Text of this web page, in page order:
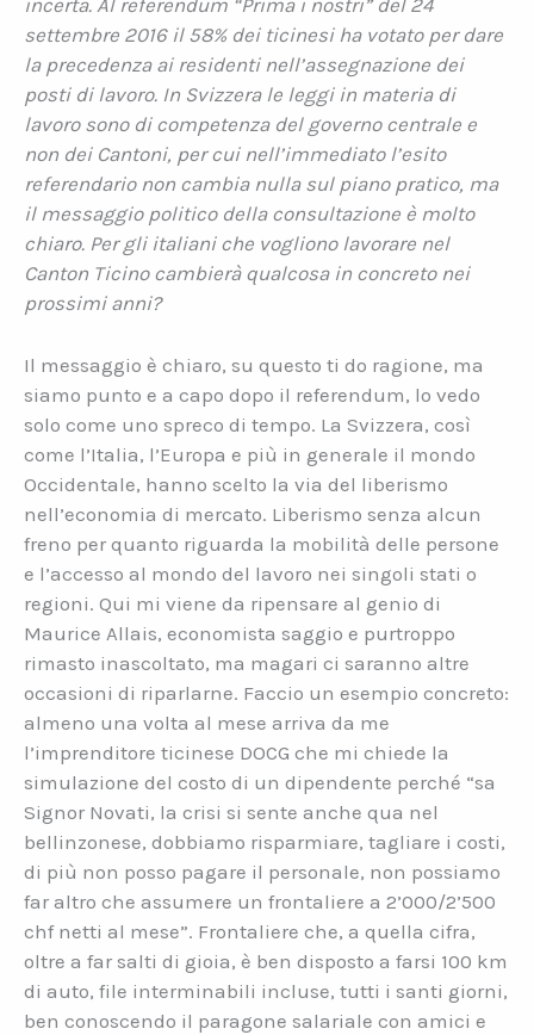
incerta. Al referendum “Prima i nostri” del 24
settembre 2016 il 58% dei ticinesi ha votato per dare
la precedenza ai residenti nell’assegnazione dei
posti di lavoro. In Svizzera le leggi in materia di
lavoro sono di competenza del governo centrale e
non dei Cantoni, per cui nell’immediato l’esito
referendario non cambia nulla sul piano pratico, ma
il messaggio politico della consultazione è molto
chiaro. Per gli italiani che vogliono lavorare nel
Canton Ticino cambierà qualcosa in concreto nei
prossimi anni?
Il messaggio è chiaro, su questo ti do ragione, ma
siamo punto e a capo dopo il referendum, lo vedo
solo come uno spreco di tempo. La Svizzera, così
come l’Italia, l’Europa e più in generale il mondo
Occidentale, hanno scelto la via del liberismo
nell’economia di mercato. Liberismo senza alcun
freno per quanto riguarda la mobilità delle persone
e l’accesso al mondo del lavoro nei singoli stati o
regioni. Qui mi viene da ripensare al genio di
Maurice Allais, economista saggio e purtroppo
rimasto inascoltato, ma magari ci saranno altre
occasioni di riparlarne. Faccio un esempio concreto:
almeno una volta al mese arriva da me
l’imprenditore ticinese DOCG che mi chiede la
simulazione del costo di un dipendente perché “sa
Signor Novati, la crisi si sente anche qua nel
bellinzonese, dobbiamo risparmiare, tagliare i costi,
di più non posso pagare il personale, non possiamo
far altro che assumere un frontaliere a 2’000/2’500
chf netti al mese”. Frontaliere che, a quella cifra,
oltre a far salti di gioia, è ben disposto a farsi 100 km
di auto, file interminabili incluse, tutti i santi giorni,
ben conoscendo il paragone salariale con amici e